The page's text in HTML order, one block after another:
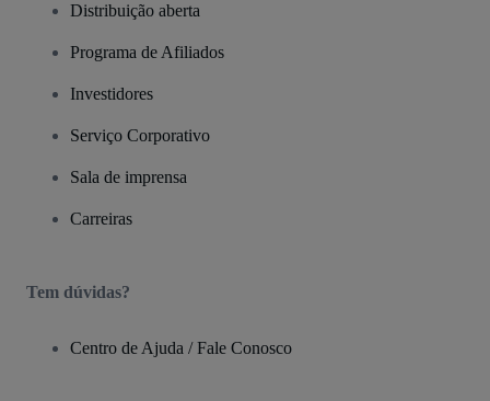
Distribuição aberta
Programa de Afiliados
Investidores
Serviço Corporativo
Sala de imprensa
Carreiras
Tem dúvidas?
Centro de Ajuda / Fale Conosco